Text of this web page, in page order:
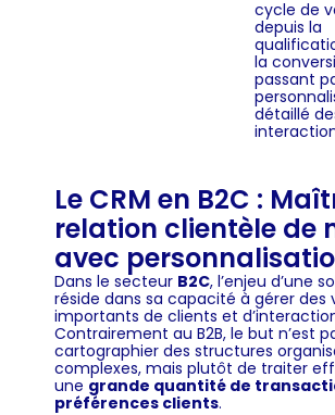
cycle de
depuis la
la
passant
détaillé
Le CRM en B2C :
relation clientèle de
avec
Dans le secteur B2C, l’enjeu d’une
réside dans sa capacité à gérer des
importants de clients et
Contrairement au B2B, le but n’est
cartographier des structures
complexes, mais plutôt de traiter
une grande quantité de
préférences clients.